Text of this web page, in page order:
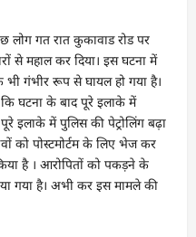
गत रात कुकावाड रोड पर
से महाल कर दिया। इस घटना में
गंभीर रूप से घायल हो गया है।
घटना के बाद पूरे इलाके में
इलाके में पुलिस की पेट्रोलिंग बढ़ा
को पोस्टमोर्टम के लिए भेज कर
है । आरोपितों को पकड़ने के
गया है। अभी कर इस मामले की